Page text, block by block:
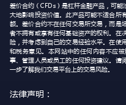
差价合约（CFDs）是杠杆金融产品，可
大地影响投资价值。此产品可能不适合所
额。差价合约不在任何交易所交易，而是
者不拥有或享有任何基础资产的权利。在
险，并考虑到自己的交易经验水平。在使
和税务意见。本网站中的任何内容不应
事、管理人员或员工的任何投资建议。请
一步了解我们交易平台上的交易风险。
法律声明：